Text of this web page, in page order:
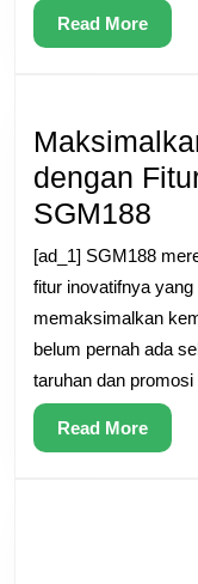
Read MoreRead
More
dengan
SGM188
[ad_1] SGM188
fitur inovatifnya
memaksimalkan
belum pernah ada
taruhan dan
Read MoreRead
More